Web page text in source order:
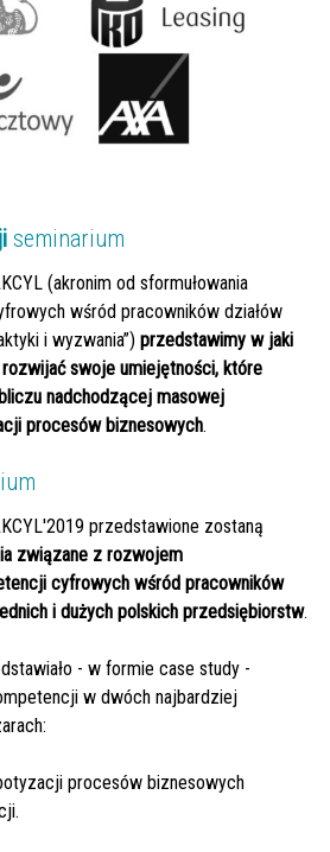
seminarium
(akronim od sformułowania
wśród pracowników działów
i wyzwania”) przedstawimy w jaki
swoje umiejętności, które
nadchodzącej masowej
procesów biznesowych.
przedstawione zostaną
związane z rozwojem
cyfrowych wśród pracowników
i dużych polskich przedsiębiorstw.
- w formie case study -
w dwóch najbardziej
procesów biznesowych